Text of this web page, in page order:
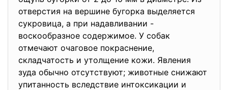
отверстия на вершине бугорка выделяется
сукровица, а при надавливании -
воскообразное содержимое. У собак
отмечают очаговое покраснение,
складчатость и утолщение кожи. Явления
зуда обычно отсутствуют; животные снижают
упитанность вследствие интоксикации и